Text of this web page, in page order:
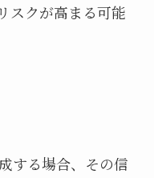
スクが高まる可能
する場合、その信